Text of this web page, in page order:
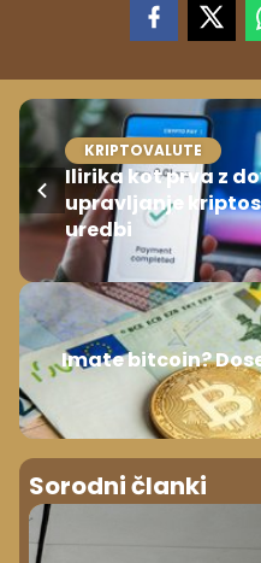
KRIPTOVALUTE
Ilirika kot prva z
upravljanje
uredbi
Imate bitcoin?
Sorodni članki